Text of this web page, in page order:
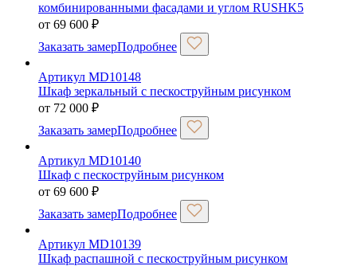
комбинированными фасадами и углом RUSHK5
от 69 600 ₽
Заказать замерПодробнее
Артикул MD10148
Шкаф зеркальный с пескоструйным рисунком
от 72 000 ₽
Заказать замерПодробнее
Артикул MD10140
Шкаф с пескоструйным рисунком
от 69 600 ₽
Заказать замерПодробнее
Артикул MD10139
Шкаф распашной с пескоструйным рисунком